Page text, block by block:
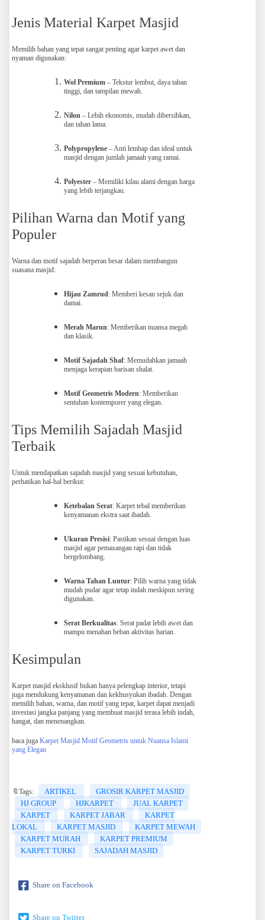
Jenis Material Karpet Masjid
Memilih bahan yang tepat sangat penting agar karpet awet dan
nyaman digunakan:
Wol Premium – Tekstur lembut, daya tahan
tinggi, dan tampilan mewah.
Nilon – Lebih ekonomis, mudah dibersihkan,
dan tahan lama.
Polypropylene – Anti lembap dan ideal untuk
masjid dengan jumlah jamaah yang ramai.
Polyester – Memiliki kilau alami dengan harga
yang lebih terjangkau.
Pilihan Warna dan Motif yang
Populer
Warna dan motif sajadah berperan besar dalam membangun
suasana masjid:
Hijau Zamrud: Memberi kesan sejuk dan
damai.
Merah Marun: Memberikan nuansa megah
dan klasik.
Motif Sajadah Shaf: Memudahkan jamaah
menjaga kerapian barisan shalat.
Motif Geometris Modern: Memberikan
sentuhan kontemporer yang elegan.
Tips Memilih Sajadah Masjid
Terbaik
Untuk mendapatkan sajadah masjid yang sesuai kebutuhan,
perhatikan hal-hal berikut:
Ketebalan Serat: Karpet tebal memberikan
kenyamanan ekstra saat ibadah.
Ukuran Presisi: Pastikan sesuai dengan luas
masjid agar pemasangan rapi dan tidak
bergelombang.
Warna Tahan Luntur: Pilih warna yang tidak
mudah pudar agar tetap indah meskipun sering
digunakan.
Serat Berkualitas: Serat padat lebih awet dan
mampu menahan beban aktivitas harian.
Kesimpulan
Karpet masjid eksklusif bukan hanya pelengkap interior, tetapi
juga mendukung kenyamanan dan kekhusyukan ibadah. Dengan
memilih bahan, warna, dan motif yang tepat, karpet dapat menjadi
investasi jangka panjang yang membuat masjid terasa lebih indah,
hangat, dan menenangkan.
baca juga Karpet Masjid Motif Geometris untuk Nuansa Islami
yang Elegan
🔖Tags: ARTIKEL
GROSIR KARPET MASJID
HJ GROUP
HJKARPET
JUAL KARPET
KARPET
KARPET JABAR
KARPET
LOKAL
KARPET MASJID
KARPET MEWAH
KARPET MURAH
KARPET PREMIUM
KARPET TURKI
SAJADAH MASJID
Share on Facebook
Share on Twitter